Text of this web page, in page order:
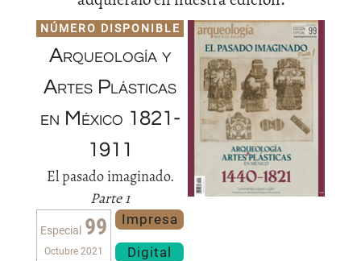
NÚMERO DISPONIBLE
Arqueología y
Artes Plásticas
en México 1821-
1911
El pasado imaginado.
Parte 1
Especial 99
Octubre 2021
Impresa
Digital